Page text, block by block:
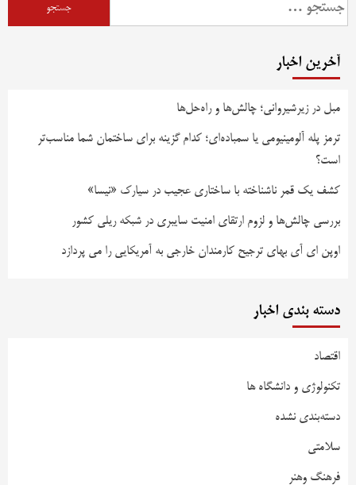
برای:
آخرین اخبار
مبل در زیرشیروانی؛ چالش‌ها و راه‌حل‌ها
ترمز پله آلومینیومی یا سمباده‌ای؛ کدام گزینه برای ساختمان شما مناسب‌تر
است؟
کشف یک قمر ناشناخته با ساختاری عجیب در سیارک «نیسا»
بررسی چالش‌ها و لزوم ارتقای امنیت سایبری در شبکه ریلی کشور
اوپن ای آی بهای ترجیح کارمندان خارجی به آمریکایی را می پردازد
دسته بندی اخبار
اقتصاد
تکنولوژی و دانشگاه ها
دسته‌بندی نشده
سلامتی
فرهنگ وهنر